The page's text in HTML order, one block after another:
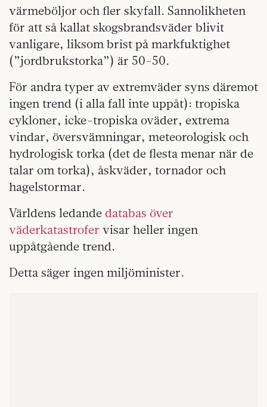
värmeböljor och fler skyfall. Sannolikheten
för att så kallat skogsbrandsväder blivit
vanligare, liksom brist på markfuktighet
(”jordbrukstorka”) är 50-50.
För andra typer av extremväder syns däremot
ingen trend (i alla fall inte uppåt): tropiska
cykloner, icke-tropiska oväder, extrema
vindar, översvämningar, meteorologisk och
hydrologisk torka (det de flesta menar när de
talar om torka), åskväder, tornador och
hagelstormar.
Världens ledande databas över
väderkatastrofer visar heller ingen
uppåtgående trend.
Detta säger ingen miljöminister.